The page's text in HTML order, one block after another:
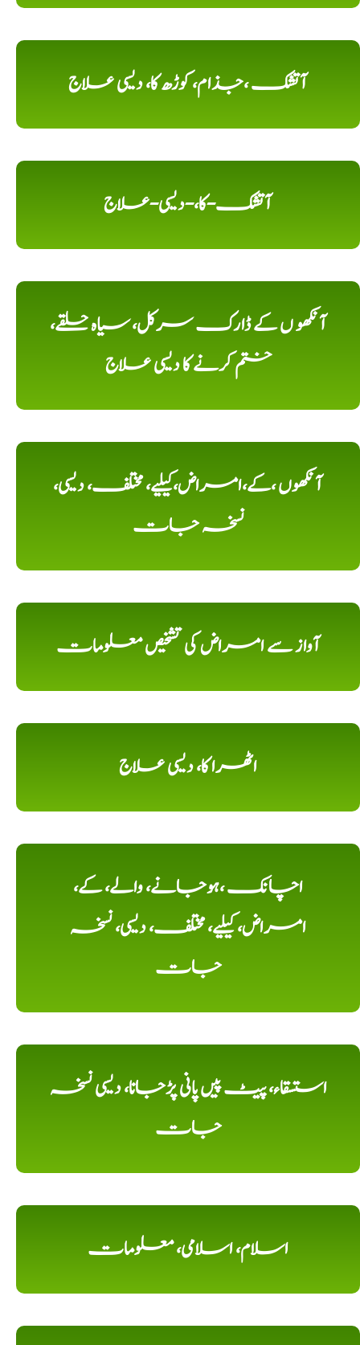
آتشک ،جذام، کوڑھ کا، دیسی علاج
آتشک-کا،-دیسی-علاج
آنکھو ں کے ڈارک سرکل، سیاہ حلقے،
ختم کرنے کا دیسی علاج
آنکھوں ،کے،امراض،کیلیے، مختلف، دیسی،
نسخہ جات
آواز سے امراض کی تشخیص معلومات
اٹھرا کا، دیسی علاج
اچانک ،ہوجانے، والے، کے،
امراض، کیلیے، مختلف، دیسی، نسخہ
جات
استسقاء، پیٹ پیں پانی پڑجانا، دیسی نسخہ
جات
اسلام، اسلامی، معلومات